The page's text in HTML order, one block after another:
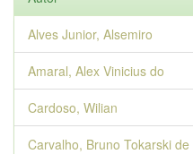
Alves Junior, Alsemiro
Amaral, Alex Vinicius do
Cardoso, Wilian
Carvalho, Bruno Tokarski de